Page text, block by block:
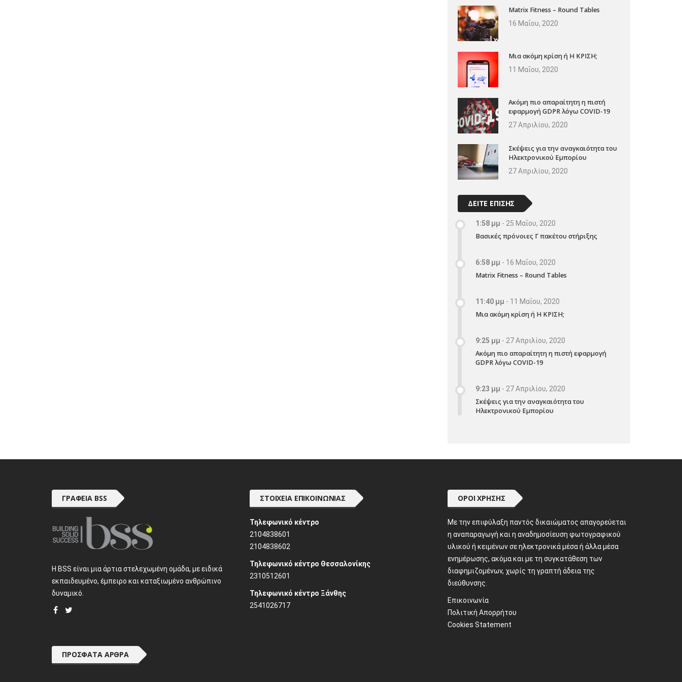
Matrix Fitness – Round Tables
16 Μαΐου, 2020
Μια ακόμη κρίση ή Η ΚΡΙΣΗ;
11 Μαΐου, 2020
Ακόμη πιο απαραίτητη η πιστή
εφαρμογή GDPR λόγω COVID-19
27 Απριλίου, 2020
Σκέψεις για την αναγκαιότητα του
Ηλεκτρονικού Εμπορίου
27 Απριλίου, 2020
ΔΕΙΤΕ ΕΠΙΣΗΣ
1:58 μμ - 25 Μαΐου, 2020
Βασικές πρόνοιες Γ πακέτου στήριξης
6:58 μμ - 16 Μαΐου, 2020
Matrix Fitness – Round Tables
11:40 μμ - 11 Μαΐου, 2020
Μια ακόμη κρίση ή Η ΚΡΙΣΗ;
9:25 μμ - 27 Απριλίου, 2020
Ακόμη πιο απαραίτητη η πιστή εφαρμογή
GDPR λόγω COVID-19
9:23 μμ - 27 Απριλίου, 2020
Σκέψεις για την αναγκαιότητα του
Ηλεκτρονικού Εμπορίου
ΓΡΑΦΕΊΑ BSS
H BSS είναι μια άρτια στελεχωμένη ομάδα, με ειδικά
εκπαιδευμένο, έμπειρο και καταξιωμένο ανθρώπινο
δυναμικό.
ΣΤΟΙΧΕΊΑ ΕΠΙΚΟΙΝΩΝΊΑΣ
Τηλεφωνικό κέντρο
2104838601
2104838602
Τηλεφωνικό κέντρο Θεσσαλονίκης
2310512601
Τηλεφωνικό κέντρο Ξάνθης
2541026717
ΌΡΟΙ ΧΡΉΣΗΣ
Mε την επιφύλαξη παντός δικαιώματος απαγορεύεται
η αναπαραγωγή και η αναδημοσίευση φωτογραφικού
υλικού ή κειμένων σε ηλεκτρονικά μέσα ή άλλα μέσα
ενημέρωσης, ακόμα και με τη συγκατάθεση των
διαφημιζομένων, χωρίς τη γραπτή άδεια της
διεύθυνσης.
Επικοινωνία
Πολιτική Απορρήτου
Cookies Statement
ΠΡΌΣΦΑΤΑ ΆΡΘΡΑ